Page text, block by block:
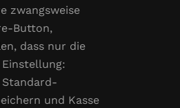
zwangsweise
Button,
dass nur die
Standard-
und Kasse